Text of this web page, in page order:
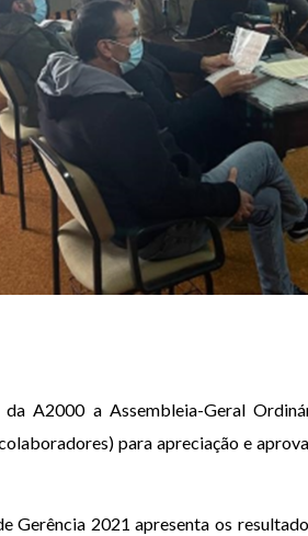
A2000 a Assembleia-Geral
para apreciação e
Gerência 2021 apresenta os